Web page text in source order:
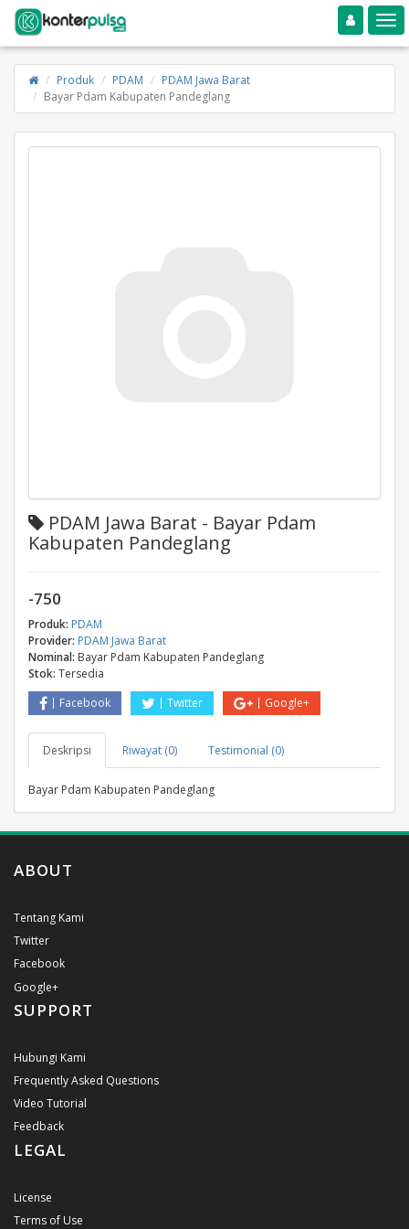
Toggle navigation
Produk PDAM
PDAM Jawa Barat
Bayar Pdam Kabupaten Pandeglang
PDAM Jawa Barat - Bayar Pdam
Kabupaten Pandeglang
-750
Produk: PDAM
Provider: PDAM Jawa Barat
Nominal: Bayar Pdam Kabupaten Pandeglang
Stok: Tersedia
Facebook
Twitter Google+
Deskripsi Riwayat (0) Testimonial (0)
Bayar Pdam Kabupaten Pandeglang
ABOUT
Tentang Kami
Twitter
Facebook
Google+
SUPPORT
Hubungi Kami
Frequently Asked Questions
Video Tutorial
Feedback
LEGAL
License
Terms of Use